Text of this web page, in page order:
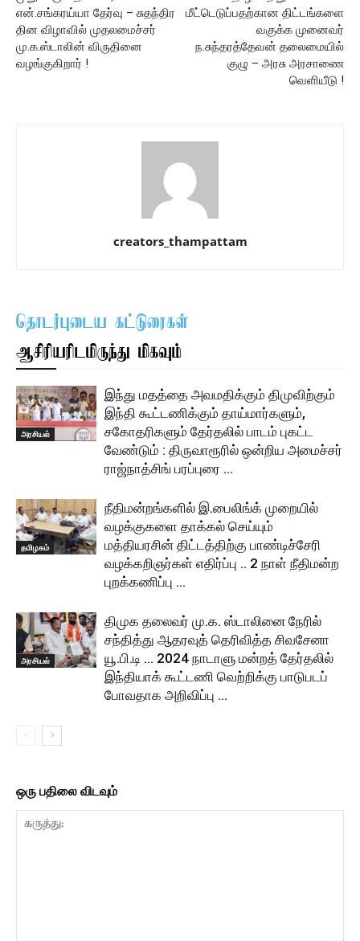
என்.சங்கரய்யா தேர்வு – சுதந்திர
தின விழாவில் முதலமைச்சர்
மு.க.ஸ்டாலின் விருதினை
வழங்குகிறார் !
மீட்டெடுப்பதற்கான திட்டங்களை
வகுக்க முனைவர்
ந.சுந்தரத்தேவன் தலைமையில்
குழு – அரசு அரசாணை
வெளியீடு !
creators_thampattam
தொடர்புடைய கட்டுரைகள்
ஆசிரியரிடமிருந்து மிகவும்
அரசியல்
இந்து மதத்தை அவமதிக்கும் திமுவிற்கும்
இந்தி கூட்டணிக்கும் தாய்மார்களும்,
சகோதரிகளும் தேர்தலில் பாடம் புகட்ட
வேண்டும் : திருவாரூரில் ஒன்றிய அமைச்சர்
ராஜ்நாத்சிங் பரப்புரை …
தமிழகம்
நீதிமன்றங்களில் இ.பைலிங்க் முறையில்
வழக்குகளை தாக்கல் செய்யும்
மத்தியரசின் திட்டத்திற்கு பாண்டிச்சேரி
வழக்கறிஞர்கள் எதிர்ப்பு .. 2 நாள் நீதிமன்ற
புறக்கணிப்பு …
அரசியல்
திமுக தலைவர் மு.க. ஸ்டாலினை நேரில்
சந்தித்து ஆதரவுத் தெரிவித்த சிவசேனா
யூ.பி.டி … 2024 நாடாளு மன்றத் தேர்தலில்
இந்தியாக் கூட்டணி வெற்றிக்கு பாடுபடப்
போவதாக அறிவிப்பு …
ஒரு பதிலை விடவும்